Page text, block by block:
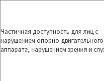
Частичная доступность для лиц с
нарушением опорно-двигательного
аппарата, нарушением зрения и